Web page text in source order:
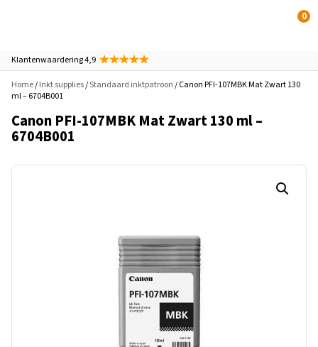
0
Klantenwaardering 4,9
Home/Inkt supplies/Standaard inktpatroon/ Canon PFI-107MBK Mat Zwart 130
ml – 6704B001
Canon PFI-107MBK Mat Zwart 130 ml –
6704B001